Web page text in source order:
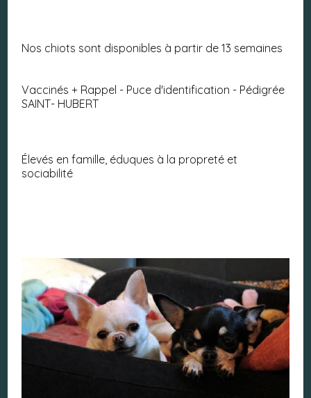
Nos chiots sont disponibles à partir de 13 semaines
Vaccinés + Rappel - Puce d'identification - Pédigrée
SAINT- HUBERT
Élevés en famille, éduques à la propreté et
sociabilité